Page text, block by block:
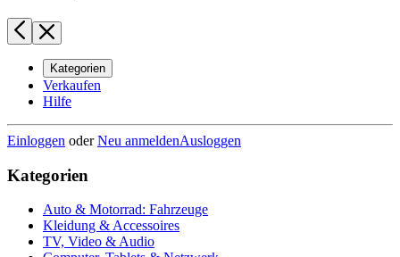
Kategorien
Verkaufen
Hilfe
Einloggen oderNeu anmeldenAusloggen
Kategorien
Auto & Motorrad: Fahrzeuge
Kleidung & Accessoires
TV, Video & Audio